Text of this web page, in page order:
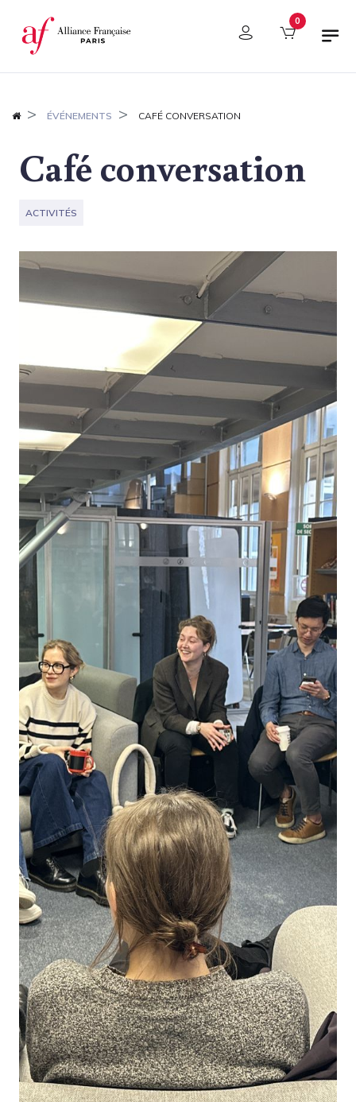
Panneau de gestion des cookies 0
ÉVÉNEMENTS CAFÉ CONVERSATION
Café conversation
ACTIVITÉS